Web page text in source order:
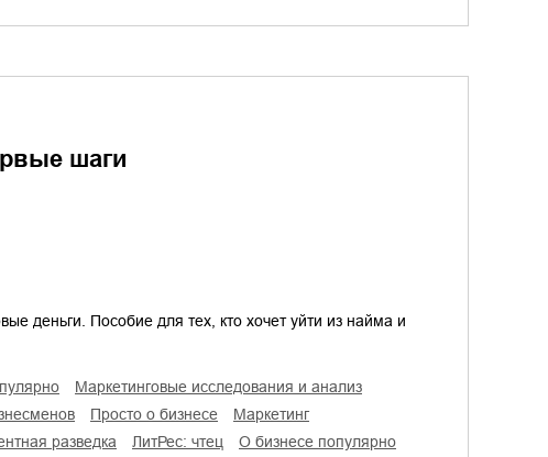
шаги
деньги. Пособие для тех, кто хочет уйти из найма и
маркетинговые исследования и анализ
просто о бизнесе
маркетинг
разведка ЛитРес: чтец о бизнесе популярно